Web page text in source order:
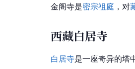
金阁寺是密宗祖庭 ，对
西藏白居寺
白居寺是一座奇异的塔